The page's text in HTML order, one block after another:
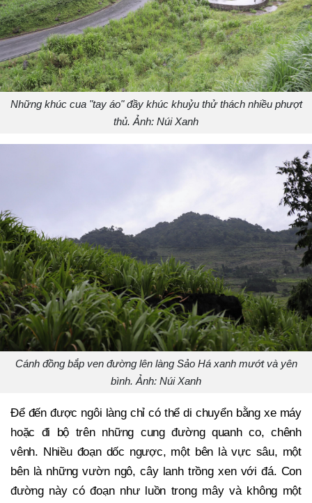
Những khúc cua "tay áo" đầy khúc khuỷu thử thách nhiều phượt
thủ. Ảnh: Núi Xanh
Cánh đồng bắp ven đường lên làng Sảo Há xanh mướt và yên
bình. Ảnh: Núi Xanh
Để đến được ngôi làng chỉ có thể di chuyển bằng xe máy
hoặc đi bộ trên những cung đường quanh co, chênh
vênh. Nhiều đoạn dốc ngược, một bên là vực sâu, một
bên là những vườn ngô, cây lanh trồng xen với đá. Con
đường này có đoạn như luồn trong mây và không một